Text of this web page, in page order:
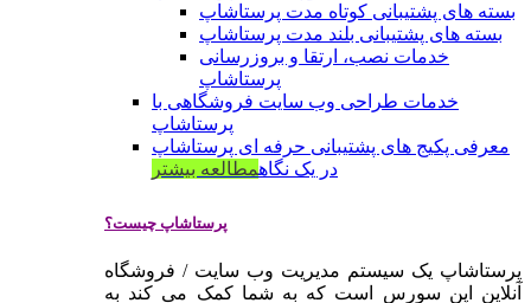
بسته های پشتیبانی کوتاه مدت پرستاشاپ
بسته های پشتیبانی بلند مدت پرستاشاپ
خدمات نصب، ارتقا و بروزرسانی
پرستاشاپ
خدمات طراحی وب سایت فروشگاهی با
پرستاشاپ
معرفی پکیج های پشتیبانی حرفه ای پرستاشاپ
در یک نگاهمطالعه بیشتر
پرستاشاپ چیست؟
پرستاشاپ یک سیستم مدیریت وب سایت / فروشگاه
آنلاین اپن سورس است که به شما کمک می کند به